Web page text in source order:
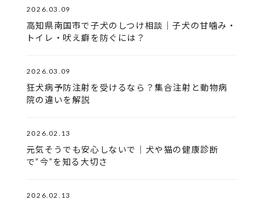
2026.03.09
高知県南国市で子犬のしつけ相談｜子犬の甘噛み・
トイレ・吠え癖を防ぐには？
2026.03.09
狂犬病予防注射を受けるなら？集合注射と動物病
院の違いを解説
2026.02.13
元気そうでも安心しないで｜犬や猫の健康診断
で“今”を知る大切さ
2026.02.13